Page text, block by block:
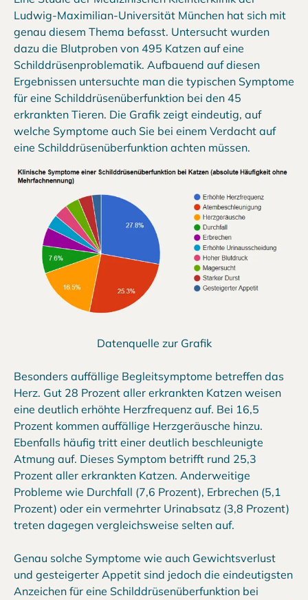
Ludwig-Maximilian-Universität München hat sich mit
genau diesem Thema befasst. Untersucht wurden
dazu die Blutproben von 495 Katzen auf eine
Schilddrüsenproblematik. Aufbauend auf diesen
Ergebnissen untersuchte man die typischen Symptome
für eine Schilddrüsenüberfunktion bei den 45
erkrankten Tieren. Die Grafik zeigt eindeutig, auf
welche Symptome auch Sie bei einem Verdacht auf
eine Schilddrüsenüberfunktion achten müssen.
Datenquelle zur Grafik
Besonders auffällige Begleitsymptome betreffen das
Herz. Gut 28 Prozent aller erkrankten Katzen weisen
eine deutlich erhöhte Herzfrequenz auf. Bei 16,5
Prozent kommen auffällige Herzgeräusche hinzu.
Ebenfalls häufig tritt einer deutlich beschleunigte
Atmung auf. Dieses Symptom betrifft rund 25,3
Prozent aller erkrankten Katzen. Anderweitige
Probleme wie Durchfall (7,6 Prozent), Erbrechen (5,1
Prozent) oder ein vermehrter Urinabsatz (3,8 Prozent)
treten dagegen vergleichsweise selten auf.
Genau solche Symptome wie auch Gewichtsverlust
und gesteigerter Appetit sind jedoch die eindeutigsten
Anzeichen für eine Schilddrüsenüberfunktion bei